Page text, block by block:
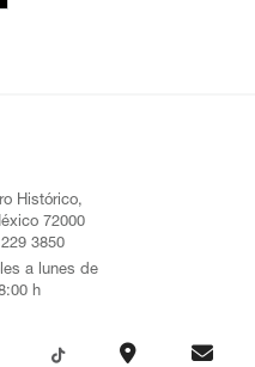
Histórico,
72000
229 3850
a lunes de
h